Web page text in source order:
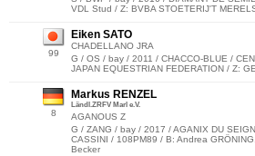
VDL Stud / Z: BVBA STOETERIJ'T
99
Eiken SATO
CHADELLANO JRA
G / OS / bay / 2011 / CHACCO-BLUE /
JAPAN EQUESTRIAN FEDERATION / Z:
8
Markus RENZEL
Ländl.ZRFV Marl e.V.
AGANOUS Z
G / ZANG / bay / 2017 / AGANIX DU
CASSINI / 108PM89 / B: Andrea
Becker